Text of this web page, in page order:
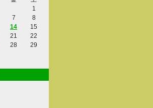
1
7
8
14
15
21
22
28
29